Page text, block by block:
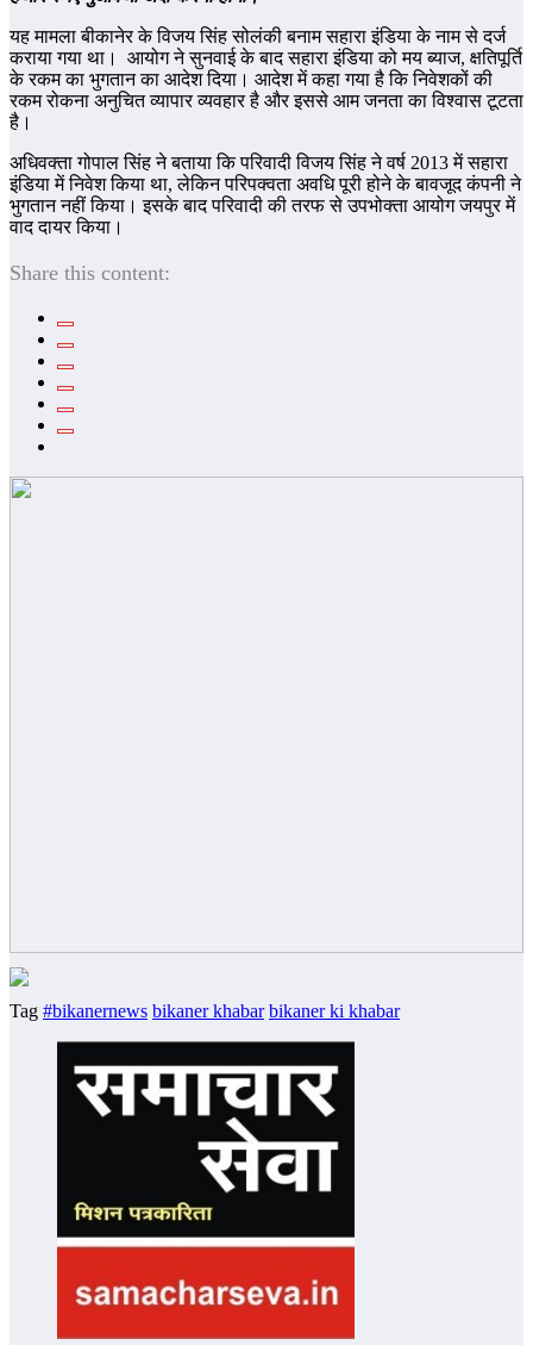
यह मामला बीकानेर के विजय सिंह सोलंकी बनाम सहारा इंडिया के नाम से दर्ज
कराया गया था। आयोग ने सुनवाई के बाद सहारा इंडिया को मय ब्‍याज, क्षतिपूर्ति
के रकम का भुगतान का आदेश दिया। आदेश में कहा गया है कि निवेशकों की
रकम रोकना अनुचित व्यापार व्यवहार है और इससे आम जनता का विश्वास टूटता
है।
अधिवक्ता गोपाल सिंह ने बताया कि परिवादी विजय सिंह ने वर्ष 2013 में सहारा
इंडिया में निवेश किया था, लेकिन परिपक्वता अवधि पूरी होने के बावजूद कंपनी ने
भुगतान नहीं किया। इसके बाद परिवादी की तरफ से उपभोक्ता आयोग जयपुर में
वाद दायर किया।
Share this content:
Tag #bikanernews bikaner khabar bikaner ki khabar